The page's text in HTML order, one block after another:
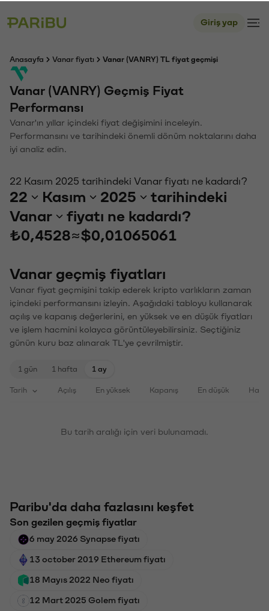
Giriş yap
Anasayfa Vanar fiyatı Vanar (VANRY) TL fiyat geçmişi
Vanar (VANRY) Geçmiş Fiyat
Performansı
Vanar'ın yıllar içindeki fiyat değişimini inceleyin.
Performansını ve tarihindeki önemli dönüm noktalarını daha
iyi analiz edin.
22 Kasım 2025 tarihindeki Vanar fiyatı ne kadardı?
22 Kasım 2025
tarihindeki
Vanar
fiyatı ne kadardı?
₺0,4528≈$0,01065061
Vanar geçmiş fiyatları
Vanar fiyat geçmişini takip ederek kripto varlıkların zaman
içindeki performansını izleyin. Aşağıdaki tabloyu kullanarak
açılış ve kapanış değerlerini, en yüksek ve en düşük fiyatları
ve işlem hacmini kolayca görüntüleyebilirsiniz. Seçtiğiniz
günün kuru baz alınarak TL'ye çevrilmiştir.
1 gün 1 hafta 1 ay
Tarih Açılış En yüksek Kapanış En düşük
Bu tarih aralığı için veri bulunamadı.
Paribu'da daha fazlasını keşfet
Son gezilen geçmiş fiyatlar
6 may 2026 Synapse fiyatı
13 october 2019 Ethereum fiyatı
18 Mayıs 2022 Neo fiyatı
12 Mart 2025 Golem fiyatı